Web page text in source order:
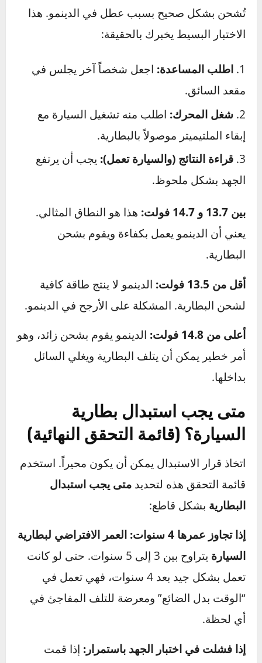
تقريباً، لا تزال جيدة.
12.2 فولت:
هذه بداية منطقة الخطر.
12.0 فولت أو أقل:
وشك التلف. يجب شحنها واختبارها مرة أخرى.
إذا لم تحتفظ بالشحن، فيجب استبدالها.
هل المشكلة من البطارية أم الدينمو؟
الاختبار الفاصل
في بعض الأحيان، تكون البطارية سليمة ولكنها لا
تُشحن بشكل صحيح بسبب عطل في الدينمو. هذا
الاختبار البسيط يخبرك بالحقيقة:
اطلب المساعدة:اجعل شخصاً آخر يجلس في
مقعد السائق.
شغل المحرك:اطلب منه تشغيل السيارة مع
إبقاء الملتيميتر موصولاً بالبطارية.
قراءة النتائج (والسيارة تعمل):
الجهد بشكل ملحوظ.
بين 13.7 و 14.7 فولت: هذا هو النطاق المثالي.
يعني أن الدينمو يعمل بكفاءة ويقوم بشحن
البطارية.
لشحن البطارية. المشكلة على الأرجح في الدينمو.
أعلى من 14.8 فولت:
الدينمو يقوم بشحن زائد، وهو
أمر خطير يمكن أن يتلف البطارية ويغلي السائل
بداخلها.
متى يجب استبدال بطارية